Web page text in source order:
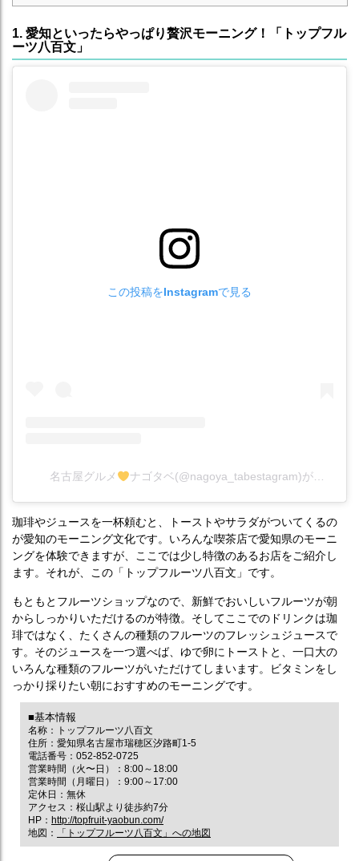
1. 愛知といったらやっぱり贅沢モーニング！「トップフル
ーツ八百文」
この投稿をInstagramで見る
名古屋グルメ ナゴタベ(@nagoya_tabestagram)がシェアした投稿
珈琲やジュースを一杯頼むと、トーストやサラダがついてくるの
が愛知のモーニング文化です。いろんな喫茶店で愛知県のモーニ
ングを体験できますが、ここでは少し特徴のあるお店をご紹介し
ます。それが、この「トップフルーツ八百文」です。
もともとフルーツショップなので、新鮮でおいしいフルーツが朝
からしっかりいただけるのが特徴。そしてここでのドリンクは珈
琲ではなく、たくさんの種類のフルーツのフレッシュジュースで
す。そのジュースを一つ選べば、ゆで卵にトーストと、一口大の
いろんな種類のフルーツがいただけてしまいます。ビタミンをし
っかり採りたい朝におすすめのモーニングです。
■基本情報
名称：トップフルーツ八百文
住所：愛知県名古屋市瑞穂区汐路町1-5
電話番号：052-852-0725
営業時間（火〜日）：8:00～18:00
営業時間（月曜日）：9:00～17:00
定休日：無休
アクセス：桜山駅より徒歩約7分
HP： http://topfruit-yaobun.com/
地図：
「トップフルーツ八百文」への地図